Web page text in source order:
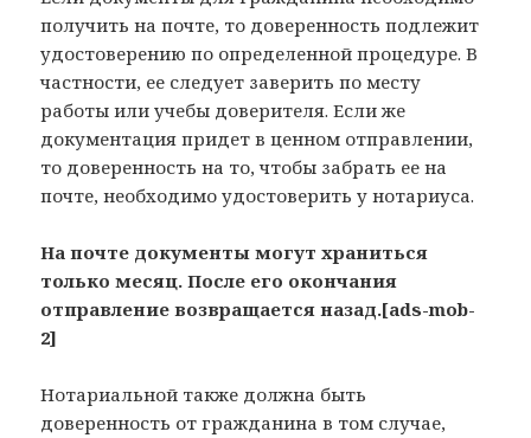
получить на почте, то доверенность подлежит
удостоверению по определенной процедуре. В
частности, ее следует заверить по месту
работы или учебы доверителя. Если же
документация придет в ценном отправлении,
то доверенность на то, чтобы забрать ее на
почте, необходимо удостоверить у нотариуса.
На почте документы могут храниться
только месяц. После его окончания
отправление возвращается назад.[ads-mob-
2]
Нотариальной также должна быть
доверенность от гражданина в том случае,